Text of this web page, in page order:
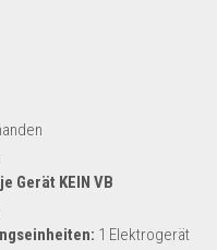
Gerät KEIN VB
1 Elektrogerät